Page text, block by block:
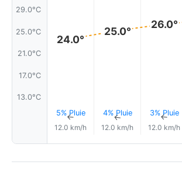
29.0°C
25.0°C
21.0°C
17.0°C
13.0°C
24.0°
5% Pluie
↑
12.0 km/h
25.0°
4% Pluie
↑
12.0 km/h
26.0°
3% Pluie
↑
12.0 km/h